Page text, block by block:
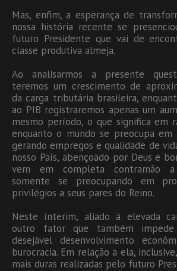
Mas, enfim, a esperança de
nossa história recente se
futuro Presidente que vai de
classe produtiva almeja.
Ao analisarmos a presente
teremos um crescimento de
da carga tributária brasileira,
ao PIB registraremos apenas um
mesmo período, o que significa em
enquanto o mundo se preocupa em
gerando empregos e qualidade de
nosso País, abençoado por Deus e
vem em completa contramão
somente se preocupando em
privilégios a seus pares do Reino.
Neste ínterim, aliado à elevada
outro fator que também impede
desejável desenvolvimento
burocracia. Em relação a ela,
mais duras realizadas pelo futuro